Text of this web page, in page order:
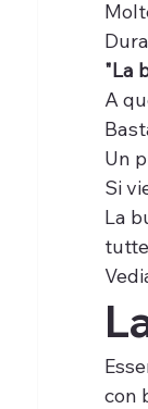
"La
A
Un
Si
La
con